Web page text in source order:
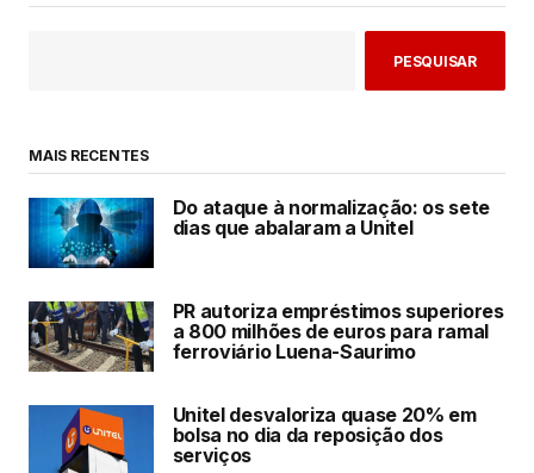
PESQUISAR
MAIS RECENTES
Do ataque à normalização: os sete
dias que abalaram a Unitel
PR autoriza empréstimos superiores
a 800 milhões de euros para ramal
ferroviário Luena-Saurimo
Unitel desvaloriza quase 20% em
bolsa no dia da reposição dos
serviços